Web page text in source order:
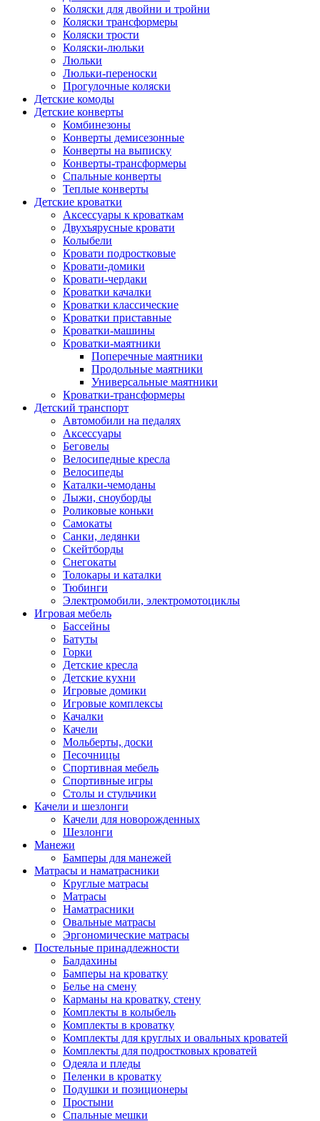
Коляски для двойни и тройни
Коляски трансформеры
Коляски трости
Коляски-люльки
Люльки
Люльки-переноски
Прогулочные коляски
Детские комоды
Детские конверты
Комбинезоны
Конверты демисезонные
Конверты на выписку
Конверты-трансформеры
Спальные конверты
Теплые конверты
Детские кроватки
Аксессуары к кроваткам
Двухъярусные кровати
Колыбели
Кровати подростковые
Кровати-домики
Кровати-чердаки
Кроватки качалки
Кроватки классические
Кроватки приставные
Кроватки-машины
Кроватки-маятники
Поперечные маятники
Продольные маятники
Универсальные маятники
Кроватки-трансформеры
Детский транспорт
Автомобили на педалях
Аксессуары
Беговелы
Велосипедные кресла
Велосипеды
Каталки-чемоданы
Лыжи, сноуборды
Роликовые коньки
Самокаты
Санки, ледянки
Скейтборды
Снегокаты
Толокары и каталки
Тюбинги
Электромобили, электромотоциклы
Игровая мебель
Бассейны
Батуты
Горки
Детские кресла
Детские кухни
Игровые домики
Игровые комплексы
Качалки
Качели
Мольберты, доски
Песочницы
Спортивная мебель
Спортивные игры
Столы и стульчики
Качели и шезлонги
Качели для новорожденных
Шезлонги
Манежи
Бамперы для манежей
Матрасы и наматрасники
Круглые матрасы
Матрасы
Наматрасники
Овальные матрасы
Эргономические матрасы
Постельные принадлежности
Балдахины
Бамперы на кроватку
Белье на смену
Карманы на кроватку, стену
Комплекты в колыбель
Комплекты в кроватку
Комплекты для круглых и овальных кроватей
Комплекты для подростковых кроватей
Одеяла и пледы
Пеленки в кроватку
Подушки и позиционеры
Простыни
Спальные мешки